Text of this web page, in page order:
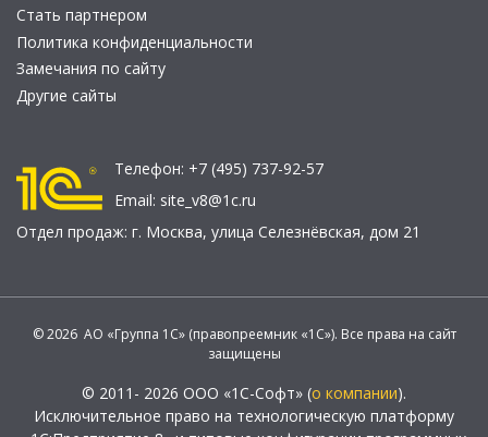
Стать партнером
Политика конфиденциальности
Замечания по сайту
Другие сайты
Телефон: +7 (495) 737-92-57
Email: site_v8@1c.ru
Отдел продаж: г. Москва, улица Селезнёвская, дом 21
© 2026 АО «Группа 1С» (правопреемник «1С»). Все права на сайт
защищены
© 2011- 2026 ООО «1С-Софт» (о компании).
Исключительное право на технологическую платформу